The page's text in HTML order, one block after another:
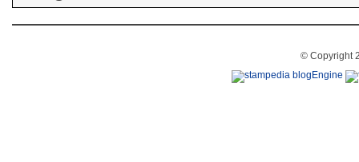
© Copyright